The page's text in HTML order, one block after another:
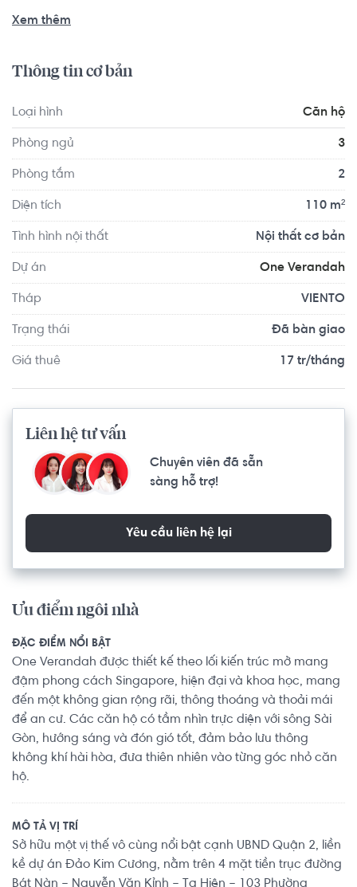
tại khu vực quận 2.
Chủ đầu tư dành hẳn 8,000m2 cho hệ sinh thái 70 tiện ích
bao gồm các khu như hồ bơi, phòng tập gym, nhà hàng,
chơi trẻ em, khu BBQ ngoài trời, câu lạc bộ dưỡng sinh,...
Chỉ cần bước vài bước chân, mọi thành viên trong gia
hợp để vui chơi, thư giãn, tận hưởng cuộc sống.
Xem thêm
Thông tin cơ bản
Loại hình Căn hộ
Phòng ngủ 3
Phòng tắm 2
Diện tích 110 m²
Tình hình nội thất Nội thất cơ bản
Dự án One Verandah
Tháp VIENTO
Trạng thái Đã bàn giao
Giá thuê 17 tr/tháng
Liên hệ tư vấn
Chuyên viên đã sẵn
sàng hỗ trợ!
Yêu cầu liên hệ lại
Ưu điểm ngôi nhà
ĐẶC ĐIỂM NỔI BẬT
One Verandah được thiết kế theo lối kiến trúc mở mang
đậm phong cách Singapore, hiện đại và khoa học, mang
đến một không gian rộng rãi, thông thoáng và thoải mái
để an cư. Các căn hộ có tầm nhìn trực diện với sông Sài
Gòn, hướng sáng và đón gió tốt, đảm bảo lưu thông
không khí hài hòa, đưa thiên nhiên vào từng góc nhỏ căn
hộ.
MÔ TẢ VỊ TRÍ
Sở hữu một vị thế vô cùng nổi bật cạnh UBND Quận 2, liền
kề dự án Đảo Kim Cương, nằm trên 4 mặt tiền trục đường
Bát Nàn – Nguyễn Văn Kỉnh – Tạ Hiện – 103 Phường